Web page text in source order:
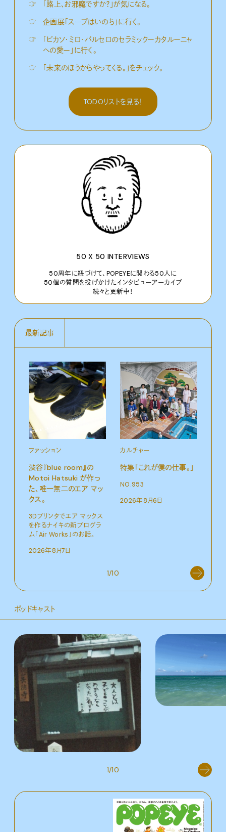
☞
「路上、お邪魔ですか？」が気になる。
☞
企画展「スープはいのち」に行く。
☞
「ピカソ・ミロ・バルセロのセラミックーカタルーニャ
への愛ー」に行く。
☞
「未来のほうからやってくる。」をチェック。
TODOリストを見る！
50 X 50 INTERVIEWS
50周年に紐づけて、POPEYEに関わる50人に
50個の質問を投げかけたインタビューアーカイブ
続々と更新中！
最新記事
ファッション
渋⾕『blue room』の
Motoi Hatsuki が作っ
た、唯⼀無⼆のエア マッ
クス。
3Dプリンタでエア マックス
を作るナイキの新プログラ
ム「Air Works」のお話。
2026年8月7日
カルチャー
特集「これが僕の仕事。」
NO.953
2026年8月6日
1/10
ポッドキャスト
1/10